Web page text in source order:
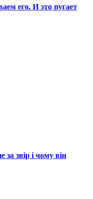
его. И это пугает
звір і чому він